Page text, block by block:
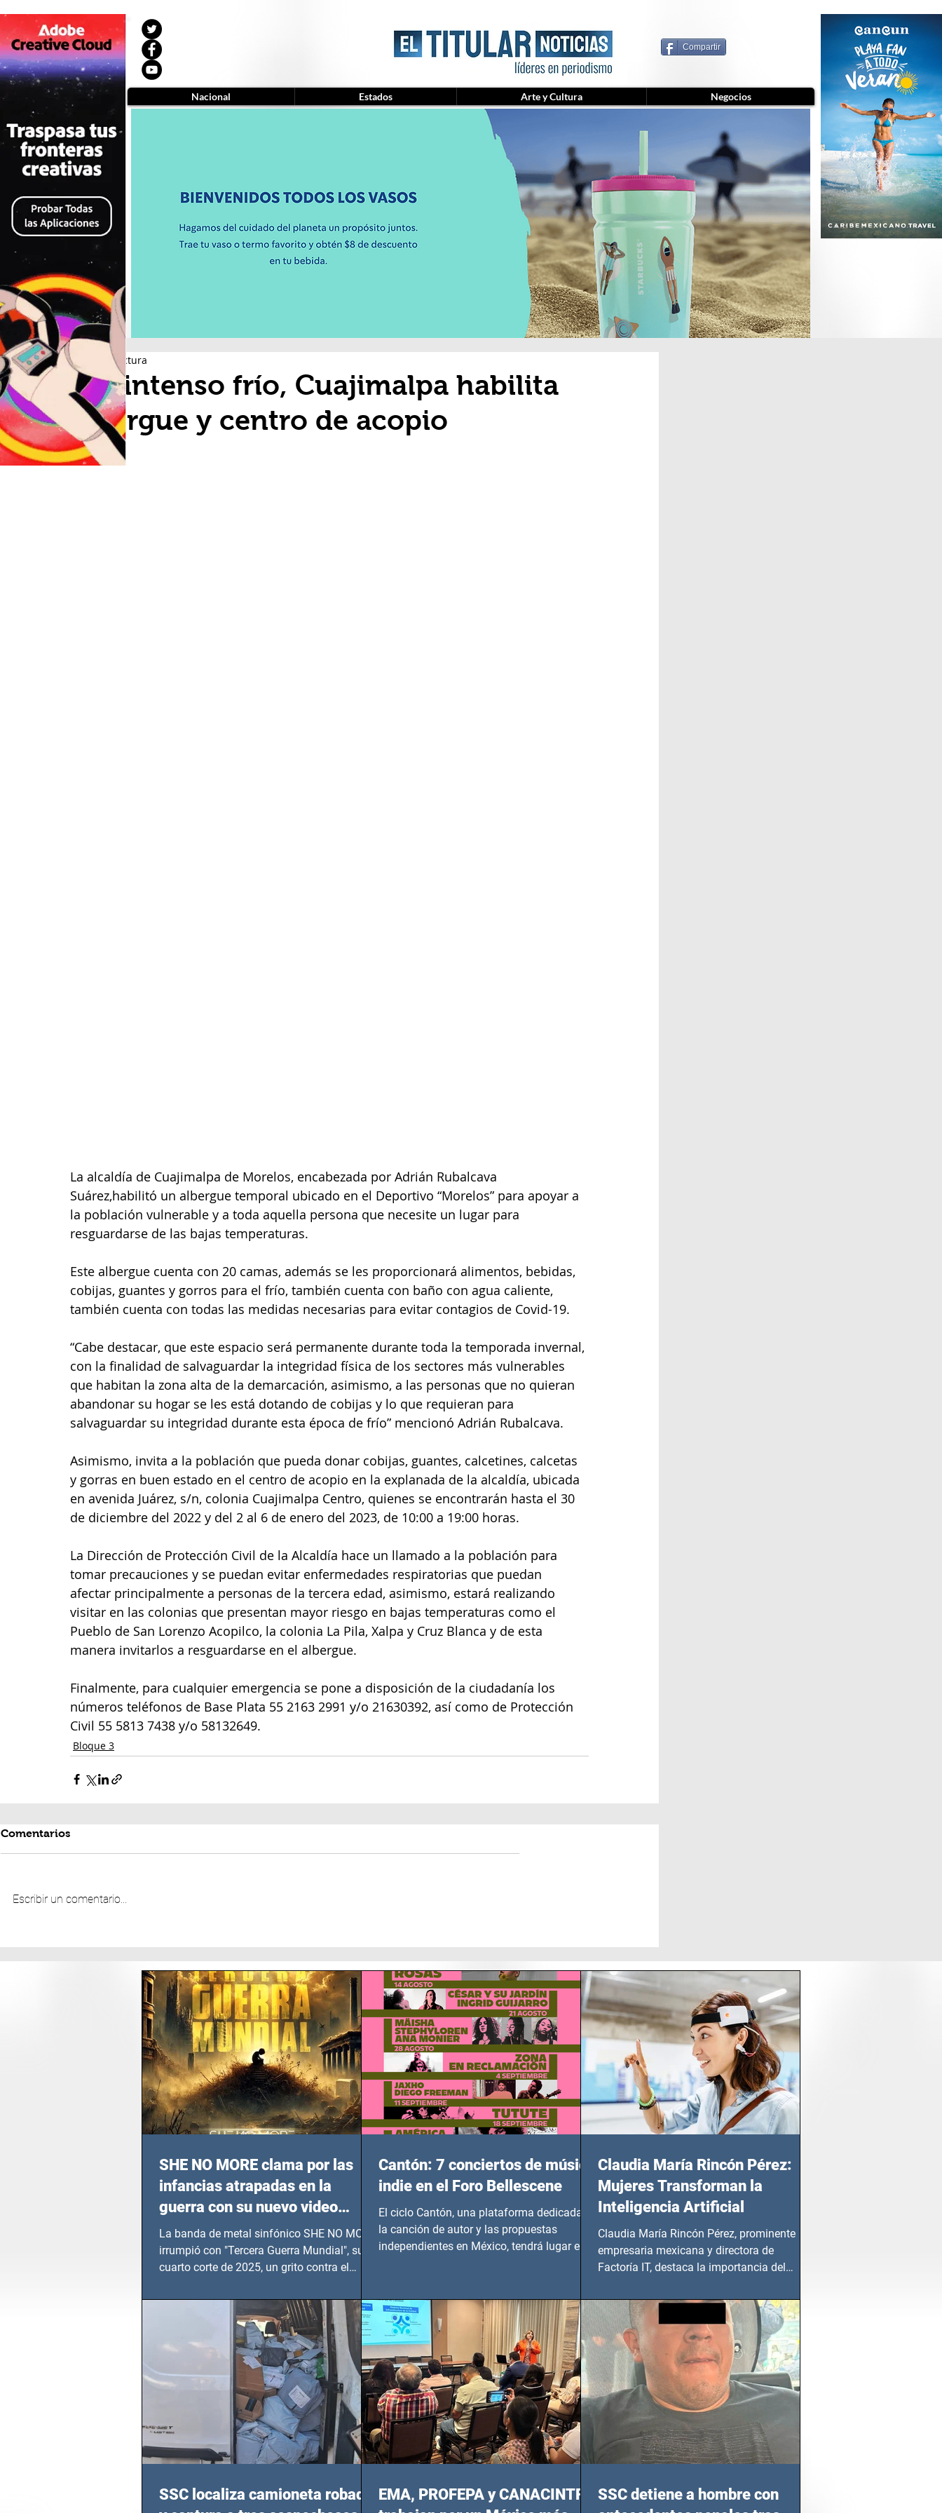
Compartir
Por intenso frío, Cuajimalpa habilita
albergue y centro de acopio
2 min de lectura
La alcaldía de Cuajimalpa de Morelos, encabezada por Adrián Rubalcava
Suárez,habilitó un albergue temporal ubicado en el Deportivo “Morelos” para apoyar a
la población vulnerable y a toda aquella persona que necesite un lugar para
resguardarse de las bajas temperaturas.
Este albergue cuenta con 20 camas, además se les proporcionará alimentos, bebidas,
cobijas, guantes y gorros para el frío, también cuenta con baño con agua caliente,
también cuenta con todas las medidas necesarias para evitar contagios de Covid-19.
“Cabe destacar, que este espacio será permanente durante toda la temporada invernal,
con la finalidad de salvaguardar la integridad física de los sectores más vulnerables
que habitan la zona alta de la demarcación, asimismo, a las personas que no quieran
abandonar su hogar se les está dotando de cobijas y lo que requieran para
salvaguardar su integridad durante esta época de frío” mencionó Adrián Rubalcava.
Asimismo, invita a la población que pueda donar cobijas, guantes, calcetines, calcetas
y gorras en buen estado en el centro de acopio en la explanada de la alcaldía, ubicada
en avenida Juárez, s/n, colonia Cuajimalpa Centro, quienes se encontrarán hasta el 30
de diciembre del 2022 y del 2 al 6 de enero del 2023, de 10:00 a 19:00 horas.
La Dirección de Protección Civil de la Alcaldía hace un llamado a la población para
tomar precauciones y se puedan evitar enfermedades respiratorias que puedan
afectar principalmente a personas de la tercera edad, asimismo, estará realizando
visitar en las colonias que presentan mayor riesgo en bajas temperaturas como el
Pueblo de San Lorenzo Acopilco, la colonia La Pila, Xalpa y Cruz Blanca y de esta
manera invitarlos a resguardarse en el albergue.
Finalmente, para cualquier emergencia se pone a disposición de la ciudadanía los
números teléfonos de Base Plata 55 2163 2991 y/o 21630392, así como de Protección
Civil 55 5813 7438 y/o 58132649.
Bloque 3
Comentarios
Escribir un comentario...
SHE NO MORE clama por las
infancias atrapadas en la
guerra con su nuevo video
TERCERA GUERRA MUNDIAL
La banda de metal sinfónico SHE NO MORE
irrumpió con "Tercera Guerra Mundial", su
cuarto corte de 2025, un grito contra el
en epicentros bélicos.
Cantón: 7 conciertos de música
indie en el Foro Bellescene
El ciclo Cantón, una plataforma dedicada a
la canción de autor y las propuestas
independientes en México, tendrá lugar en el
del 14 de agosto al 25 de septiembre, a las
20:00 horas.
Claudia María Rincón Pérez:
Mujeres Transforman la
Inteligencia Artificial
Claudia María Rincón Pérez, prominente
empresaria mexicana y directora de
Factoría IT, destaca la importancia del
SSC localiza camioneta robada
EMA, PROFEPA y CANACINTRA
SSC detiene a hombre con
Nacional Estados Arte y Cultura Negocios